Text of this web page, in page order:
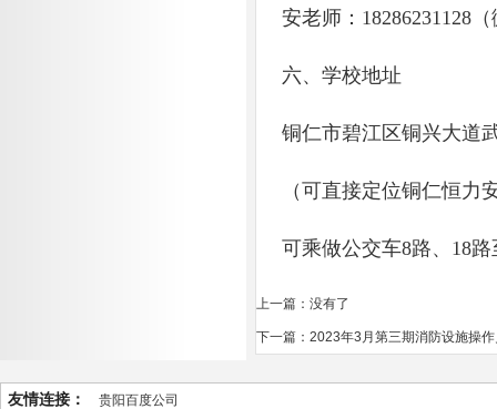
安老师：18286231128
六、学校地址
铜仁市碧江区铜兴大道
（可直接定位铜仁恒力
可乘做公交车8路、18
上一篇：没有了
下一篇：2023年3月第三期消防设施操
友情连接： 贵阳百度公司